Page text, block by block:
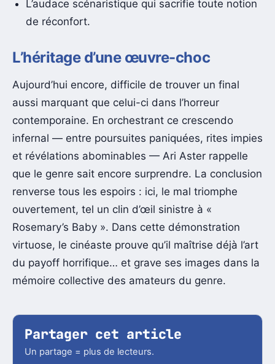
L’audace scénaristique qui sacrifie toute notion
de réconfort.
L’héritage d’une œuvre-choc
Aujourd’hui encore, difficile de trouver un final
aussi marquant que celui-ci dans l’horreur
contemporaine. En orchestrant ce crescendo
infernal — entre poursuites paniquées, rites impies
et révélations abominables — Ari Aster rappelle
que le genre sait encore surprendre. La conclusion
renverse tous les espoirs : ici, le mal triomphe
ouvertement, tel un clin d’œil sinistre à «
Rosemary’s Baby ». Dans cette démonstration
virtuose, le cinéaste prouve qu’il maîtrise déjà l’art
du payoff horrifique… et grave ses images dans la
mémoire collective des amateurs du genre.
Partager cet article
Un partage = plus de lecteurs.